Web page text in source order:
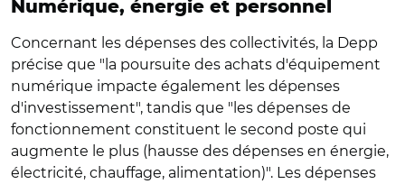
Numérique, énergie et personnel
Concernant les dépenses des collectivités, la Depp
précise que "la poursuite des achats d'équipement
numérique impacte également les dépenses
d'investissement", tandis que "les dépenses de
fonctionnement constituent le second poste qui
augmente le plus (hausse des dépenses en énergie,
électricité, chauffage, alimentation)". Les dépenses